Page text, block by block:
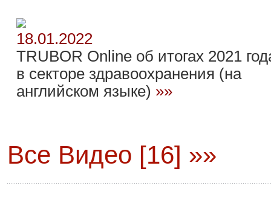
18.01.2022
TRUBOR Online об итогах 2021
в секторе здравоохранения (на
английском языке) »»
Все Видео [16] »»